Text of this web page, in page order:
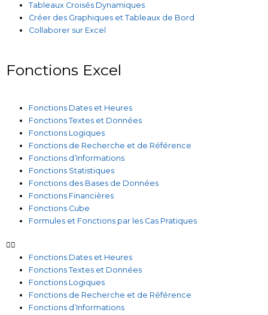
Tableaux Croisés Dynamiques
Créer des Graphiques et Tableaux de Bord
Collaborer sur Excel
Fonctions Excel
Fonctions Dates et Heures
Fonctions Textes et Données
Fonctions Logiques
Fonctions de Recherche et de Référence
Fonctions d’Informations
Fonctions Statistiques
Fonctions des Bases de Données
Fonctions Financières
Fonctions Cube
Formules et Fonctions par les Cas Pratiques
Fonctions Dates et Heures
Fonctions Textes et Données
Fonctions Logiques
Fonctions de Recherche et de Référence
Fonctions d’Informations